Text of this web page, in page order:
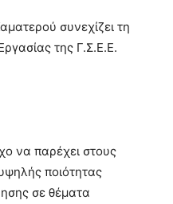
συνεχίζει τη
της Γ.Σ.Ε.Ε.
να παρέχει στους
ποιότητας
σε θέματα